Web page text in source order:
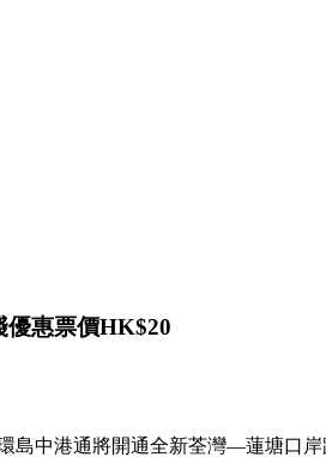
惠票價HK$20
島中港通將開通全新荃灣—蓮塘口